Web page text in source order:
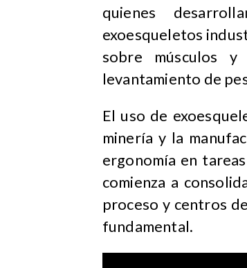
quienes
exoesqueletos
sobre músculos
levantamiento de
​El uso de
minería y la
ergonomía en
comienza a
proceso y centros
fundamental.